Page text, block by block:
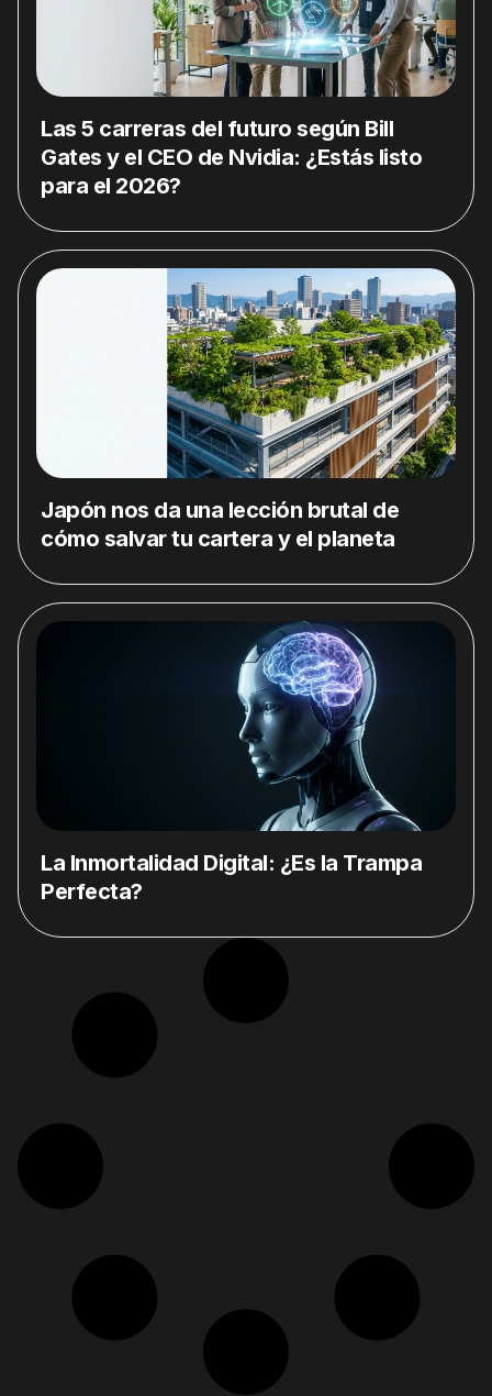
Las 5 carreras del futuro según Bill
Gates y el CEO de Nvidia: ¿Estás listo
para el 2026?
Japón nos da una lección brutal de
cómo salvar tu cartera y el planeta
La Inmortalidad Digital: ¿Es la Trampa
Perfecta?